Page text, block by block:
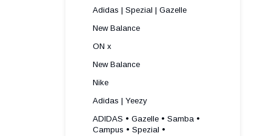
Adidas | Spezial | Gazelle
New Balance
ON x
New Balance
Nike
Adidas | Yeezy
ADIDAS • Gazelle • Samba •
Campus • Spezial •